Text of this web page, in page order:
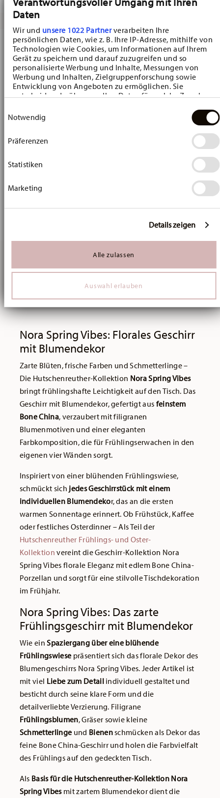
Daten
Wir und unsere 1022 Partnerverarbeiten Ihre
persönlichen Daten, wie z. B. Ihre IP-Adresse, mithilfe von
Technologien wie Cookies, um Informationen auf Ihrem
Gerät zu speichern und darauf zuzugreifen und so
personalisierte Werbung und Inhalte, Messungen von
Werbung und Inhalten, Zielgruppenforschung sowie
Entwicklung von Angeboten zu ermöglichen. Sie
entscheiden darüber, wer Ihre Daten für welche Zwecke
Cookie-Erklärung oder durch Klicken auf das Privacy
Trigger Symbol ändern oder widerrufen
Wenn Sie es erlauben, würden wir auch gerne:
erfassen, welche bis auf einige Meter genau sein
Ihr Gerät durch aktives Scannen nach bestimmten
Merkmalen (Fingerprinting) identifizieren
verarbeitet werden, und legen Sie Ihre Präferenzen im
Wir verwenden Cookies, um Inhalte und Anzeigen zu
zu können und die Zugriffe auf unsere Website zu
analysieren. Außerdem geben wir Informationen zu Ihrer
soziale Medien, Werbung und Analysen weiter. Unsere
weiteren Daten zusammen, die Sie ihnen bereitgestellt
haben oder die sie im Rahmen Ihrer Nutzung der Dienste
Notwendig
Präferenzen
Statistiken
Marketing
Details zeigen
Alle zulassen
Auswahl erlauben
Espresso-Untertasse 11,5 cm
30-Tage-Bestpreis:
-15%
Sie haben sich 21 von 21 Produkten angesehen
Nora Spring Vibes: Florales Geschirr
mit Blumendekor
Zarte Blüten, frische Farben und Schmetterlinge –
Die Hutschenreuther-Kollektion Nora Spring Vibes
bringt frühlingshafte Leichtigkeit auf den Tisch. Das
Geschirr mit Blumendekor, gefertigt aus feinstem
Bone China, verzaubert mit filigranen
Blumenmotiven und einer eleganten
Farbkomposition, die für Frühlingserwachen in den
eigenen vier Wänden sorgt.
Inspiriert von einer blühenden Frühlingswiese,
schmückt sich jedes Geschirrstück mit einem
individuellen Blumendekor, das an die ersten
warmen Sonnentage erinnert. Ob Frühstück, Kaffee
oder festliches Osterdinner – Als Teil der
Hutschenreuther Frühlings- und Oster-
Kollektion vereint die Geschirr-Kollektion Nora
Spring Vibes florale Eleganz mit edlem Bone China-
Porzellan und sorgt für eine stilvolle Tischdekoration
im Frühjahr.
Nora Spring Vibes: Das zarte
Frühlingsgeschirr mit Blumendekor
Wie einSpaziergang über eine blühende
Frühlingswiese präsentiert sich das florale Dekor des
Blumengeschirrs Nora Spring Vibes. Jeder Artikel ist
mit viel Liebe zum Detailindividuell gestaltet und
besticht durch seine klare Form und die
detailverliebte Verzierung. Filigrane
Frühlingsblumen, Gräser sowie kleine
Schmetterlinge und Bienenschmücken als Dekor das
feine Bone China-Geschirr und holen die Farbvielfalt
des Frühlings auf den gedeckten Tisch.
Als Basis für die Hutschenreuther-Kollektion Nora
Spring Vibesmit zartem Blumendekor dient die